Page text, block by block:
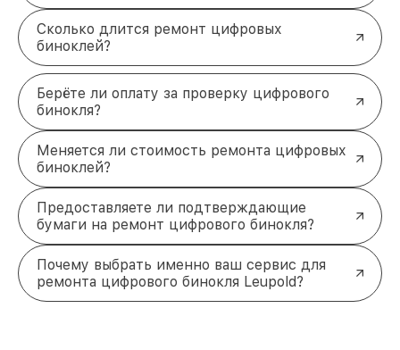
Сколько длится ремонт цифровых
биноклей?
Берёте ли оплату за проверку цифрового
бинокля?
Меняется ли стоимость ремонта цифровых
биноклей?
Предоставляете ли подтверждающие
бумаги на ремонт цифрового бинокля?
Почему выбрать именно ваш сервис для
ремонта цифрового бинокля Leupold?